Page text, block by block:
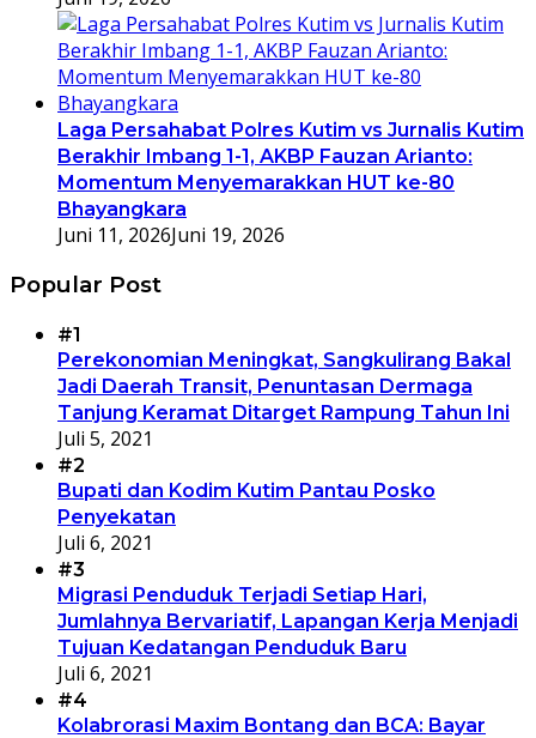
Laga Persahabat Polres Kutim vs Jurnalis Kutim
Berakhir Imbang 1-1, AKBP Fauzan Arianto:
Momentum Menyemarakkan HUT ke-80
Bhayangkara
Juni 11, 2026Juni 19, 2026
Popular Post
#1
Perekonomian Meningkat, Sangkulirang Bakal
Jadi Daerah Transit, Penuntasan Dermaga
Tanjung Keramat Ditarget Rampung Tahun Ini
Juli 5, 2021
#2
Bupati dan Kodim Kutim Pantau Posko
Penyekatan
Juli 6, 2021
#3
Migrasi Penduduk Terjadi Setiap Hari,
Jumlahnya Bervariatif, Lapangan Kerja Menjadi
Tujuan Kedatangan Penduduk Baru
Juli 6, 2021
#4
Kolabrorasi Maxim Bontang dan BCA: Bayar